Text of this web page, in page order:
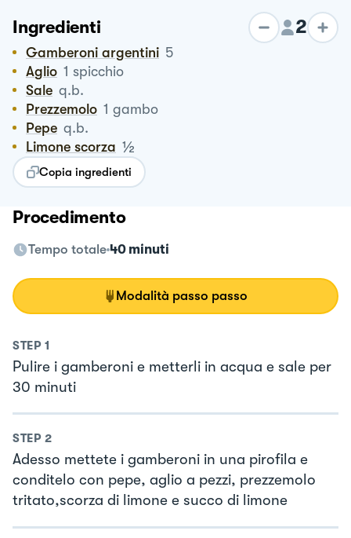
Ingredienti 2
Gamberoni argentini 5
Aglio 1 spicchio
Sale q.b.
Prezzemolo 1 gambo
Pepe q.b.
Limone scorza ½
Copia ingredienti
Procedimento
Tempo totale 40 minuti
Modalità passo passo
STEP 1
Pulire i gamberoni e metterli in acqua e sale per
30 minuti
STEP 2
Adesso mettete i gamberoni in una pirofila e
conditelo con pepe, aglio a pezzi, prezzemolo
tritato,scorza di limone e succo di limone